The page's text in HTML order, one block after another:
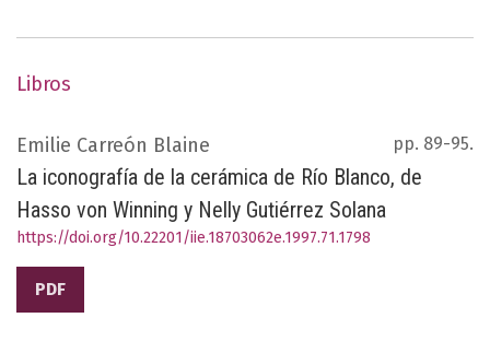
Libros
Emilie Carreón Blaine pp. 89-95.
La iconografía de la cerámica de Río Blanco, de
Hasso von Winning y Nelly Gutiérrez Solana
https://doi.org/10.22201/iie.18703062e.1997.71.1798
PDF